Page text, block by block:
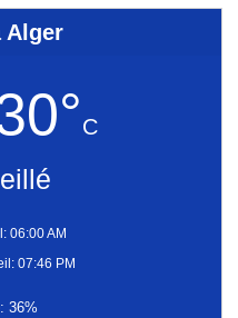
Alger
C
06:00 AM
07:46 PM
36%